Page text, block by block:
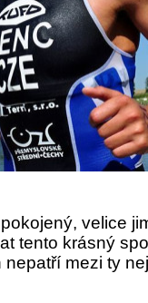
velice
tento krásný
mezi ty